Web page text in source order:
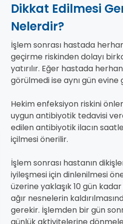
Dikkat Edilmesi
Nelerdir?
İşlem sonrası hastada
geçirme riskinden dolayı
yatırılır. Eğer hastada
görülmedi ise aynı gün evine
Hekim enfeksiyon riskini
uygun antibiyotik tedavisi
edilen antibiyotik ilacın
içilmesi önerilir.
İşlem sonrası hastanın
iyileşmesi için dinlenilmesi
üzerine yaklaşık 10 gün
ağır nesnelerin
gerekir. İşlemden bir gün